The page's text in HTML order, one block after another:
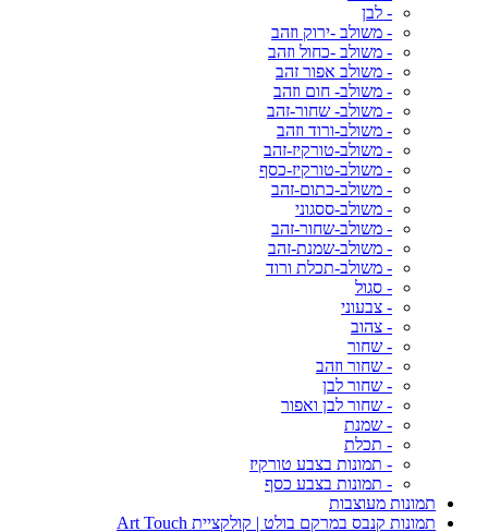
- לבן
- משולב -ירוק וזהב
- משולב -כחול וזהב
- משולב אפור זהב
- משולב- חום וזהב
- משולב- שחור-זהב
- משולב-ורוד וזהב
- משולב-טורקיז-זהב
- משולב-טורקיז-כסף
- משולב-כתום-זהב
- משולב-ססגוני
- משולב-שחור-זהב
- משולב-שמנת-זהב
- משולב-תכלת ורוד
- סגול
- צבעוני
- צהוב
- שחור
- שחור וזהב
- שחור לבן
- שחור לבן ואפור
- שמנת
- תכלת
- תמונות בצבע טורקיז
- תמונות בצבע כסף
תמונות מעוצבות
תמונות קנבס במרקם בולט | קולקציית Art Touch